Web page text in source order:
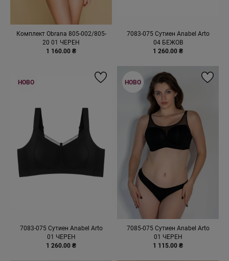
Комплект Obrana 805-002/805-
20 01 ЧЕРЕН
1 160.00 ₴
7083-075 Сутиен Anabel Arto
04 БЕЖОВ
1 260.00 ₴
7083-075 Сутиен Anabel Arto
01 ЧЕРЕН
1 260.00 ₴
НОВО
7085-075 Сутиен Anabel Arto
01 ЧЕРЕН
1 115.00 ₴
НОВО